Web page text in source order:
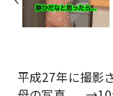
平成27年に撮影